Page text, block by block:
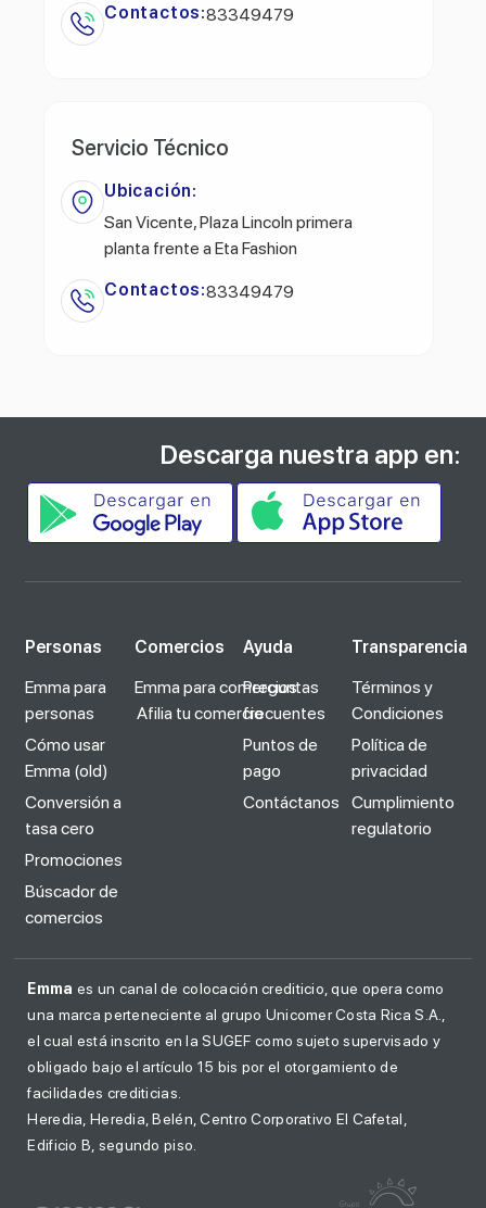
Contactos:83349479
Servicio Técnico
Ubicación:
San Vicente, Plaza Lincoln primera
planta frente a Eta Fashion
Contactos:83349479
Descarga nuestra app en:
Personas
Emma para
personas
Cómo usar
Emma (old)
Conversión a
tasa cero
Promociones
Búscador de
comercios
Comercios
Emma para comercios
Afilia tu comercio
Ayuda
Preguntas
frecuentes
Puntos de
pago
Contáctanos
Transparencia
Términos y
Condiciones
Política de
privacidad
Cumplimiento
regulatorio
Emma es un canal de colocación crediticio, que opera como
una marca perteneciente al grupo Unicomer Costa Rica S.A.,
el cual está inscrito en la SUGEF como sujeto supervisado y
obligado bajo el artículo 15 bis por el otorgamiento de
facilidades crediticias.
Heredia, Heredia, Belén, Centro Corporativo El Cafetal,
Edificio B, segundo piso.